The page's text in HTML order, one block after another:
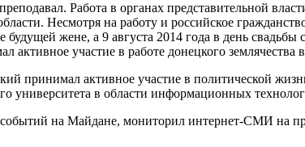
Работа в органах представительной
Несмотря на работу и российское
будущей жене, а 9 августа 2014 года в день
участие в работе донецкого землячества
принимал активное участие в политической
университета в области информационных
на Майдане, мониторил интернет-СМИ на